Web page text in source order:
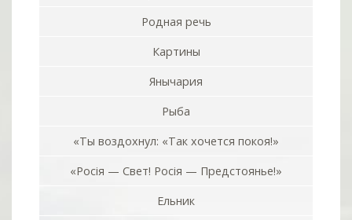
Родная речь
Картины
Янычария
Рыба
«Ты воздохнул: «Так хочется покоя!»
«Росiя — Свет! Росiя — Предстоянье!»
Ельник